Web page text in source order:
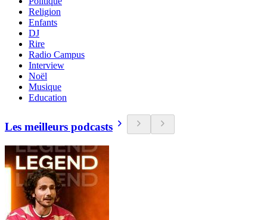
Religion
Enfants
DJ
Rire
Radio Campus
Interview
Noël
Musique
Education
Les meilleurs podcasts